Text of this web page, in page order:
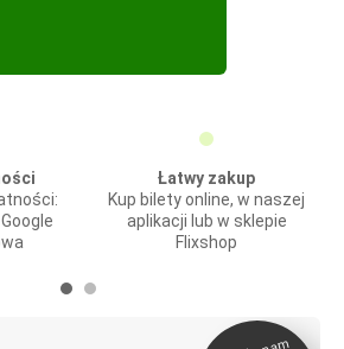
Łatwy zakup
Kup bilety online, w naszej
aplikacji lub w sklepie
Flixshop